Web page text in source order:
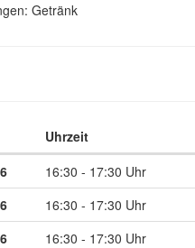
Getränk
Uhrzeit
16:30 - 17:30 Uhr
16:30 - 17:30 Uhr
16:30 - 17:30 Uhr